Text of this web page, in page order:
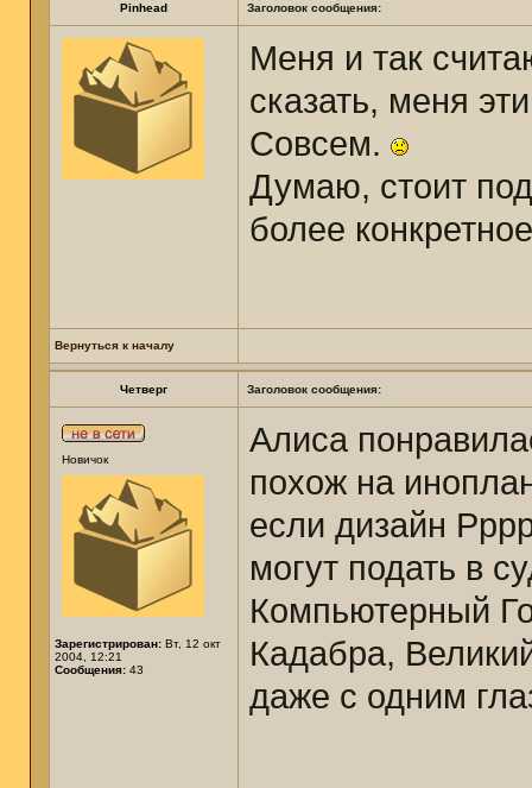
Pinhead Заголовок сообщения:
Меня и так
сказать, меня
Совсем.
Думаю, стоит
более
Вернуться к началу
Четверг Заголовок сообщения:
Новичок
Зарегистрирован: Вт, 12 окт
2004, 12:21
Сообщения: 43
Алиса
похож на
если дизайн
могут подать в
Компьютерный
Кадабра,
даже с одним